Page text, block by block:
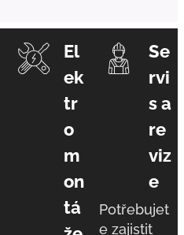
El
ek
tr
o
m
on
tá
Se
rvi
s a
re
viz
e
Potřebujet
e zajistit